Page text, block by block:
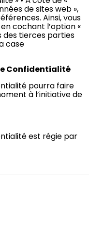
de sites web »,
Ainsi, vous
cochant l’option «
des tierces parties
case
Confidentialité
pourra faire
à l’initiative de
est régie par